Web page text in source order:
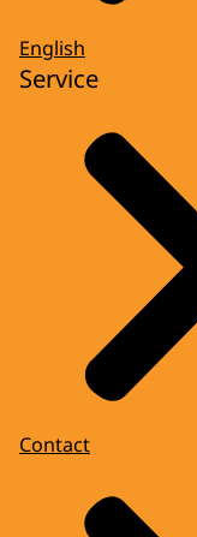
English
Service
Contact